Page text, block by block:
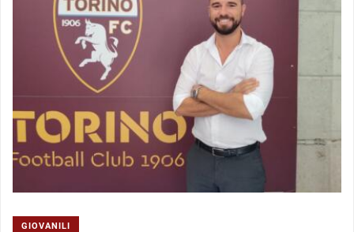
GIOVANILI